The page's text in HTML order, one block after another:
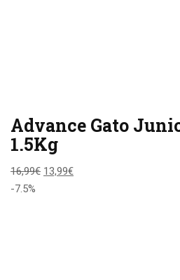
Advance Gato
1.5Kg
16,99€ 13,99€
-7.5%